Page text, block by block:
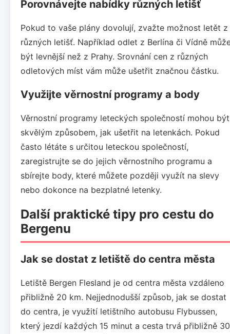
Porovnávejte nabídky různých letišť
Pokud to vaše plány dovolují, zvažte možnost letět z
různých letišť. Například odlet z Berlína či Vídně
být levnější než z Prahy. Srovnání cen z různých
odletových míst vám může ušetřit značnou částku.
Využijte věrnostní programy a body
Věrnostní programy leteckých společností mohou být
skvělým způsobem, jak ušetřit na letenkách. Pokud
často létáte s určitou leteckou společností,
zaregistrujte se do jejich věrnostního programu a
sbírejte body, které můžete později využít na slevy
nebo dokonce na bezplatné letenky.
Další praktické tipy pro cestu do
Bergenu
Jak se dostat z letiště do centra města
Letiště Bergen Flesland je od centra města vzdáleno
přibližně 20 km. Nejjednodušší způsob, jak se dostat
do centra, je využití letištního autobusu Flybussen,
který jezdí každých 15 minut a cesta trvá přibližně 30